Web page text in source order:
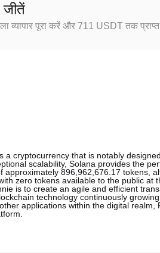
व्यापार पूरा करें और 711 USDT तक
a cryptocurrency that is notably
scalability, Solana provides the
approximately 896,962,676.17 tokens,
zero tokens available to the public at
is to create an agile and efficient
technology continuously
applications within the digital